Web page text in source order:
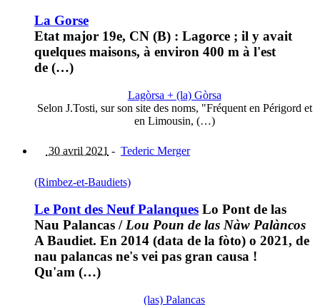
La Gorse
Etat major 19e, CN (B) : Lagorce ; il y avait
quelques maisons, à environ 400 m à l'est
de (…)
Lagòrsa + (la) Gòrsa
Selon J.Tosti, sur son site des noms, "Fréquent en Périgord et
en Limousin, (…)
30 avril 2021 - Tederic Merger
(Rimbez-et-Baudiets)
Le Pont des Neuf Palanques Lo Pont de las
Nau Palancas /Lou Poun de las Nàw Palàncos
A Baudiet. En 2014 (data de la fòto) o 2021, de
nau palancas ne's vei pas gran causa !
Qu'am (…)
(las) Palancas